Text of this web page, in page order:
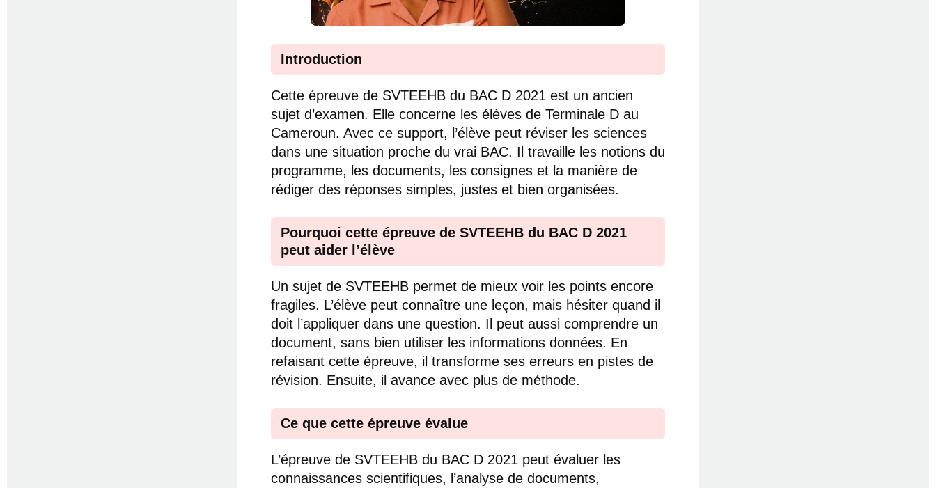
Introduction
Cette épreuve de SVTEEHB du BAC D 2021 est un ancien
sujet d’examen. Elle concerne les élèves de Terminale D au
Cameroun. Avec ce support, l’élève peut réviser les sciences
dans une situation proche du vrai BAC. Il travaille les notions du
programme, les documents, les consignes et la manière de
rédiger des réponses simples, justes et bien organisées.
Pourquoi cette épreuve de SVTEEHB du BAC D 2021
peut aider l’élève
Un sujet de SVTEEHB permet de mieux voir les points encore
fragiles. L’élève peut connaître une leçon, mais hésiter quand il
doit l’appliquer dans une question. Il peut aussi comprendre un
document, sans bien utiliser les informations données. En
refaisant cette épreuve, il transforme ses erreurs en pistes de
révision. Ensuite, il avance avec plus de méthode.
Ce que cette épreuve évalue
L’épreuve de SVTEEHB du BAC D 2021 peut évaluer les
connaissances scientifiques, l’analyse de documents,